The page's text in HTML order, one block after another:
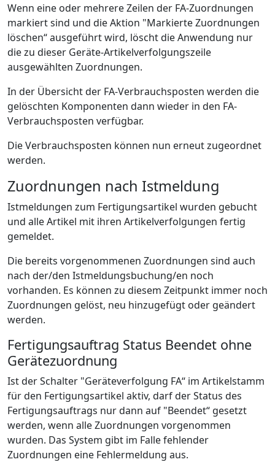
Wenn eine oder mehrere Zeilen der FA-Zuordnungen
markiert sind und die Aktion "Markierte Zuordnungen
löschen“ ausgeführt wird, löscht die Anwendung nur
die zu dieser Geräte-Artikelverfolgungszeile
ausgewählten Zuordnungen.
In der Übersicht der FA-Verbrauchsposten werden die
gelöschten Komponenten dann wieder in den FA-
Verbrauchsposten verfügbar.
Die Verbrauchsposten können nun erneut zugeordnet
werden.
Zuordnungen nach Istmeldung
Istmeldungen zum Fertigungsartikel wurden gebucht
und alle Artikel mit ihren Artikelverfolgungen fertig
gemeldet.
Die bereits vorgenommenen Zuordnungen sind auch
nach der/den Istmeldungsbuchung/en noch
vorhanden. Es können zu diesem Zeitpunkt immer noch
Zuordnungen gelöst, neu hinzugefügt oder geändert
werden.
Fertigungsauftrag Status Beendet ohne
Gerätezuordnung
Ist der Schalter "Geräteverfolgung FA“ im Artikelstamm
für den Fertigungsartikel aktiv, darf der Status des
Fertigungsauftrags nur dann auf "Beendet“ gesetzt
werden, wenn alle Zuordnungen vorgenommen
wurden. Das System gibt im Falle fehlender
Zuordnungen eine Fehlermeldung aus.